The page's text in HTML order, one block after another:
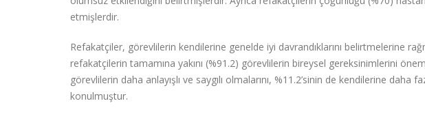
etmişlerdir.
Refakatçiler, görevlilerin kendilerine genelde iyi davrandıklarını belirtmelerine
refakatçilerin tamamına yakını (%91.2) görevlilerin bireysel gereksinimlerini
görevlilerin daha anlayışlı ve saygılı olmalarını, %11.2’sinin de kendilerine daha
konulmuştur.